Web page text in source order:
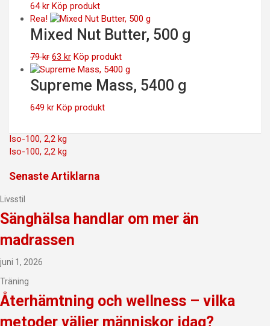
64kr Köp produkt
Rea!
Mixed Nut Butter, 500 g
79kr Det
ursprungliga
priset
var:
79 kr.
63 krDet
nuvarande
priset
är:
63 kr.
Köp produkt
Supreme Mass, 5400 g
649 kr Köp produkt
Inläggsnavigering
Iso-100, 2,2 kg
Iso-100, 2,2 kg
Senaste Artiklarna
Livsstil
Sänghälsa handlar om mer än
madrassen
juni 1, 2026
Träning
Återhämtning och wellness – vilka
metoder väljer människor idag?